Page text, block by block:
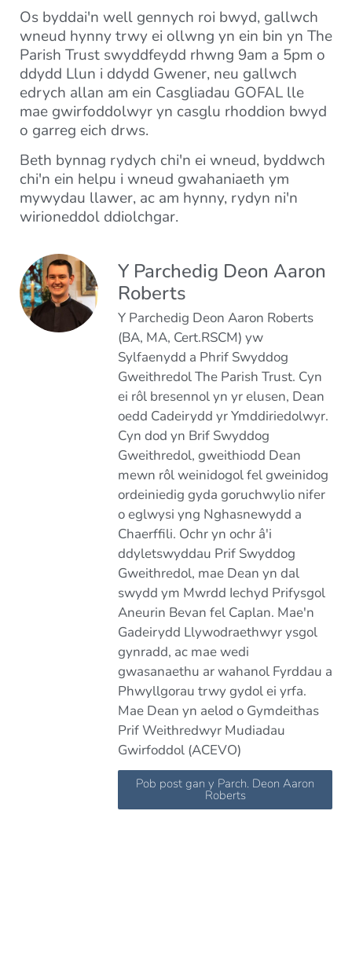
Os byddai'n well gennych roi bwyd, gallwch
wneud hynny trwy ei ollwng yn ein bin yn The
Parish Trust swyddfeydd rhwng 9am a 5pm o
ddydd Llun i ddydd Gwener, neu gallwch
edrych allan am ein Casgliadau GOFAL lle
mae gwirfoddolwyr yn casglu rhoddion bwyd
o garreg eich drws.
Beth bynnag rydych chi'n ei wneud, byddwch
chi'n ein helpu i wneud gwahaniaeth ym
mywydau llawer, ac am hynny, rydyn ni'n
wirioneddol ddiolchgar.
Y Parchedig Deon Aaron
Roberts
Y Parchedig Deon Aaron Roberts
(BA, MA, Cert.RSCM) yw
Sylfaenydd a Phrif Swyddog
Gweithredol The Parish Trust. Cyn
ei rôl bresennol yn yr elusen, Dean
oedd Cadeirydd yr Ymddiriedolwyr.
Cyn dod yn Brif Swyddog
Gweithredol, gweithiodd Dean
mewn rôl weinidogol fel gweinidog
ordeiniedig gyda goruchwylio nifer
o eglwysi yng Nghasnewydd a
Chaerffili. Ochr yn ochr â'i
ddyletswyddau Prif Swyddog
Gweithredol, mae Dean yn dal
swydd ym Mwrdd Iechyd Prifysgol
Aneurin Bevan fel Caplan. Mae'n
Gadeirydd Llywodraethwyr ysgol
gynradd, ac mae wedi
gwasanaethu ar wahanol Fyrddau a
Phwyllgorau trwy gydol ei yrfa.
Mae Dean yn aelod o Gymdeithas
Prif Weithredwyr Mudiadau
Gwirfoddol (ACEVO)
Pob post gan y Parch. Deon Aaron
Roberts